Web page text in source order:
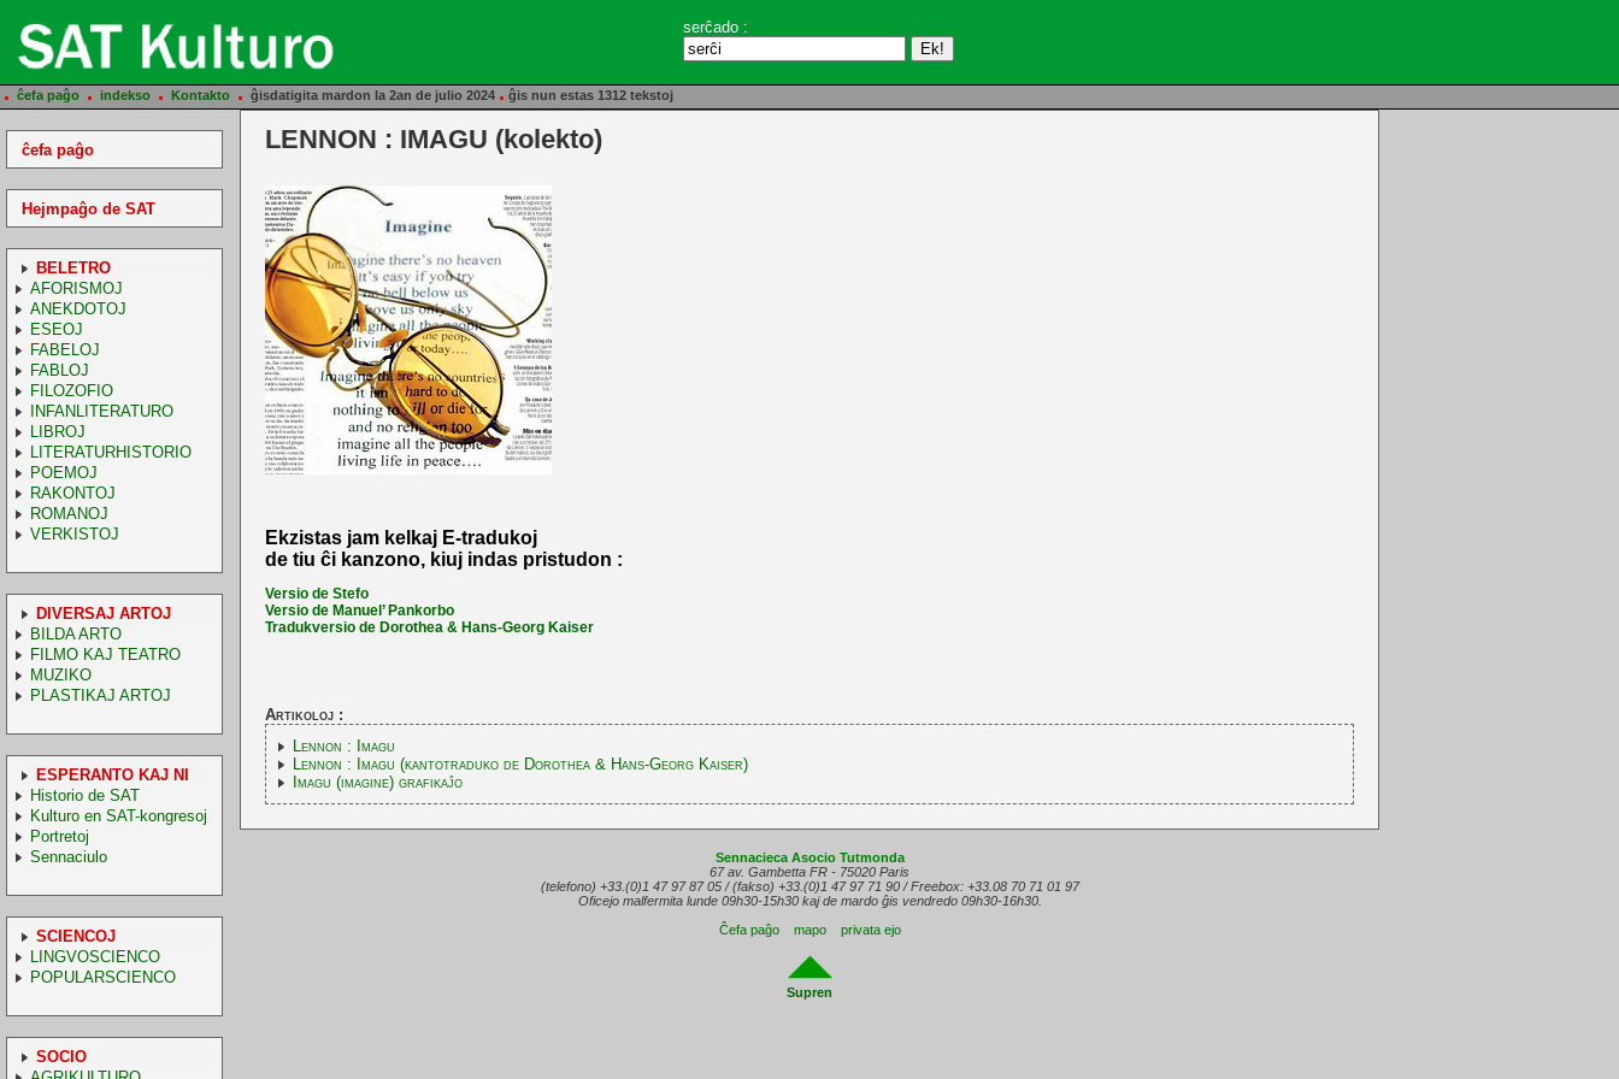
serĉado :
. ĉefa paĝo . indekso . Kontakto . ĝisdatigita mardon la 2an de julio 2024 . ĝis nun estas 1312 tekstoj
ĉefa paĝo
Hejmpaĝo de SAT
BELETRO
AFORISMOJ
ANEKDOTOJ
ESEOJ
FABELOJ
FABLOJ
FILOZOFIO
INFANLITERATURO
LIBROJ
LITERATURHISTORIO
POEMOJ
RAKONTOJ
ROMANOJ
VERKISTOJ
DIVERSAJ ARTOJ
BILDA ARTO
FILMO KAJ TEATRO
MUZIKO
PLASTIKAJ ARTOJ
ESPERANTO KAJ NI
Historio de SAT
Kulturo en SAT-kongresoj
Portretoj
Sennaciulo
SCIENCOJ
LINGVOSCIENCO
POPULARSCIENCO
SOCIO
LENNON : IMAGU (kolekto)
Ekzistas jam kelkaj E-tradukoj
de tiu ĉi kanzono, kiuj indas pristudon :
Versio de Stefo
Versio de Manuel’ Pankorbo
Tradukversio de Dorothea & Hans-Georg Kaiser
Artikoloj :
Lennon : Imagu
Lennon : Imagu (kantotraduko de Dorothea & Hans-Georg Kaiser)
Imagu (imagine) grafikaĵo
Sennacieca Asocio Tutmonda
67 av. Gambetta FR - 75020 Paris
(telefono) +33.(0)1 47 97 87 05 / (fakso) +33.(0)1 47 97 71 90 / Freebox: +33.08 70 71 01 97
Oficejo malfermita lunde 09h30-15h30 kaj de mardo ĝis vendredo 09h30-16h30.
Ĉefa paĝo
mapo privata ejo
Supren